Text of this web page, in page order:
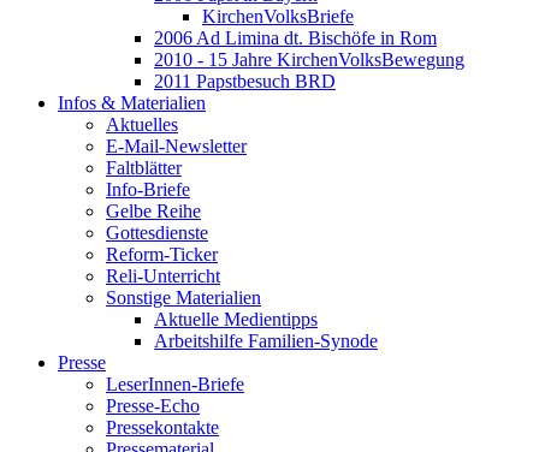
KirchenVolksBriefe
2006 Ad Limina dt. Bischöfe in Rom
2010 - 15 Jahre KirchenVolksBewegung
2011 Papstbesuch BRD
Infos & Materialien
Aktuelles
E-Mail-Newsletter
Faltblätter
Info-Briefe
Gelbe Reihe
Gottesdienste
Reform-Ticker
Reli-Unterricht
Sonstige Materialien
Aktuelle Medientipps
Arbeitshilfe Familien-Synode
Presse
LeserInnen-Briefe
Presse-Echo
Pressekontakte